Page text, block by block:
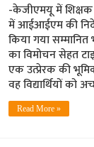
-केजीएमयू में शिक्षक
में आईआईएम की
किया गया
का विमोचन सेहत
एक उत्प्रेरक की
वह विद्यार्थियों को
Read More »